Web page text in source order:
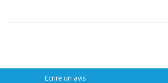
Ecrire un avis